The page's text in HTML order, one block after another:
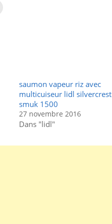
saumon vapeur riz avec
multicuiseur lidl silvercrest
smuk 1500
27 novembre 2016
Dans "lidl"